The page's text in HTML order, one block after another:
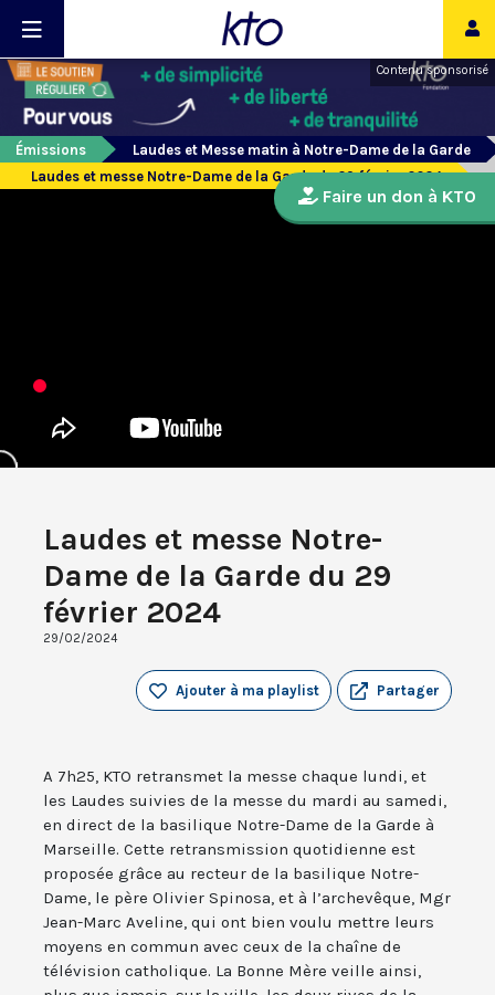
Contenu sponsorisé
Émissions
Laudes et Messe matin à Notre-Dame de la Garde
Laudes et messe Notre-Dame de la Garde du 29 février 2024
Laudes et messe Notre-
Dame de la Garde du 29
février 2024
29/02/2024
Partager
Ajouter à ma playlist
A 7h25, KTO retransmet la messe chaque lundi, et
les Laudes suivies de la messe du mardi au samedi,
en direct de la basilique Notre-Dame de la Garde à
Marseille. Cette retransmission quotidienne est
proposée grâce au recteur de la basilique Notre-
Dame, le père Olivier Spinosa, et à l’archevêque, Mgr
Jean-Marc Aveline, qui ont bien voulu mettre leurs
moyens en commun avec ceux de la chaîne de
télévision catholique. La Bonne Mère veille ainsi,
Faire un don à KTO